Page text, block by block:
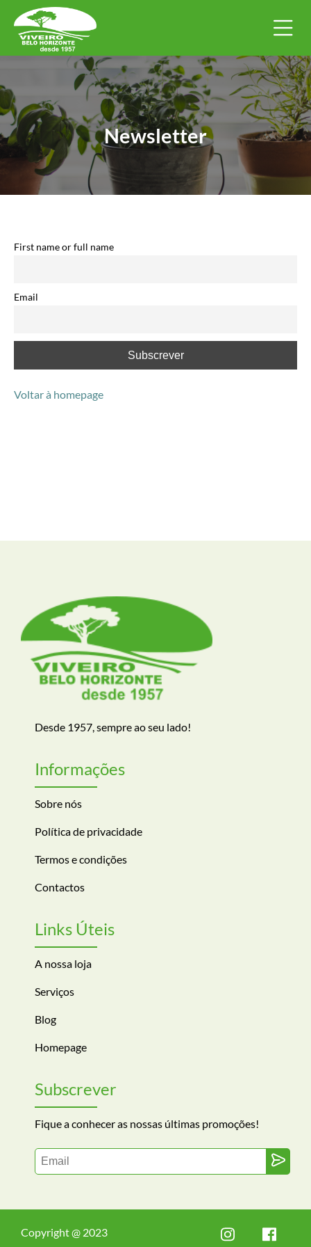
Newsletter
First name or full name
Email
Voltar à homepage
Desde 1957, sempre ao seu lado!
Informações
Sobre nós
Política de privacidade
Termos e condições
Contactos
Links Úteis
A nossa loja
Serviços
Blog
Homepage
Subscrever
Fique a conhecer as nossas últimas promoções!
Copyright @ 2023